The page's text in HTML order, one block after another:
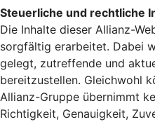
Steuerliche und rechtliche
Die Inhalte dieser Allianz-
sorgfältig erarbeitet. Dabei
gelegt, zutreffende und
bereitzustellen. Gleichwohl
Allianz-Gruppe übernimmt
Richtigkeit, Genauigkeit,